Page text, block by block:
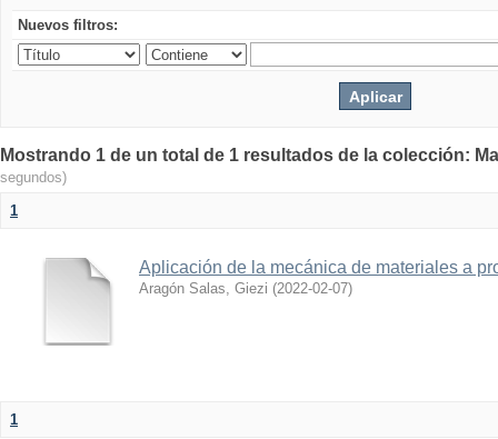
Nuevos filtros:
Mostrando 1 de un total de 1 resultados de la colección:
segundos)
1
Aplicación de la mecánica de materiales a
Aragón Salas, Giezi (2022-02-07)
1